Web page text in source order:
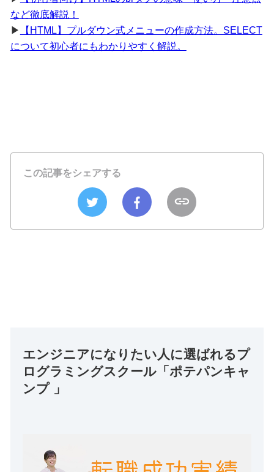
など徹底解説！
▶︎
【HTML】プルダウン式メニューの作成方法。SELECT
について初心者にもわかりやすく解説。
この記事をシェアする
エンジニアになりたい人に選ばれるプ
ログラミングスクール「ポテパンキャ
ンプ 」